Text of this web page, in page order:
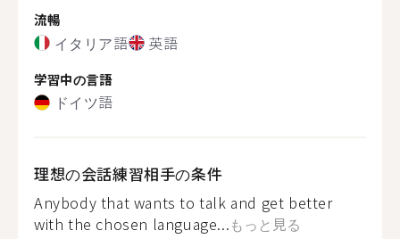
流暢
イタリア語 英語
学習中の言語
ドイツ語
理想の会話練習相手の条件
Anybody that wants to talk and get better
with the chosen language...もっと見る